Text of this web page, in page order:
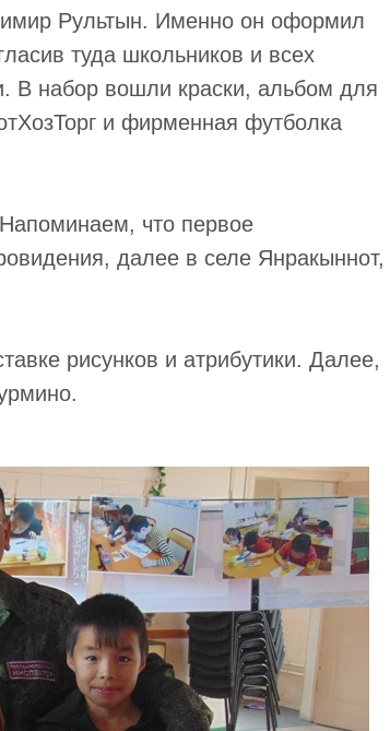
Рультын. Именно он оформил
туда школьников и всех
В набор вошли краски, альбом для
и фирменная футболка
что первое
далее в селе Янракыннот,
рисунков и атрибутики. Далее,